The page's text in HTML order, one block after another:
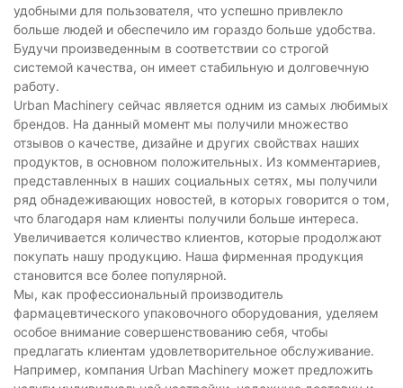
удобными для пользователя, что успешно привлекло
больше людей и обеспечило им гораздо больше удобства.
Будучи произведенным в соответствии со строгой
системой качества, он имеет стабильную и долговечную
работу.
Urban Machinery сейчас является одним из самых любимых
брендов. На данный момент мы получили множество
отзывов о качестве, дизайне и других свойствах наших
продуктов, в основном положительных. Из комментариев,
представленных в наших социальных сетях, мы получили
ряд обнадеживающих новостей, в которых говорится о том,
что благодаря нам клиенты получили больше интереса.
Увеличивается количество клиентов, которые продолжают
покупать нашу продукцию. Наша фирменная продукция
становится все более популярной.
Мы, как профессиональный производитель
фармацевтического упаковочного оборудования, уделяем
особое внимание совершенствованию себя, чтобы
предлагать клиентам удовлетворительное обслуживание.
Например, компания Urban Machinery может предложить